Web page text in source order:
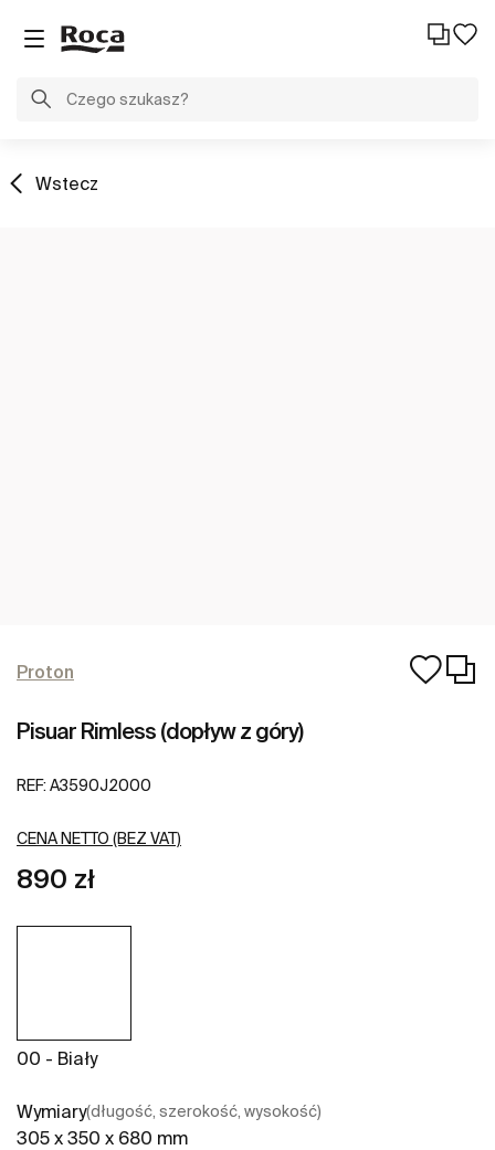
Wstecz
Proton
Pisuar Rimless (dopływ z góry)
REF: A3590J2000
CENA NETTO (BEZ VAT)
890 zł
00 - Biały
Wymiary(długość, szerokość, wysokość)
305 x 350 x 680 mm